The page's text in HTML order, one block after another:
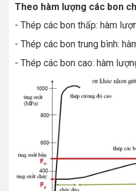
Theo hàm lượng các bon
- Thép các bon thấp: hàm
- Thép các bon trung bình:
- Thép các bon cao: hàm